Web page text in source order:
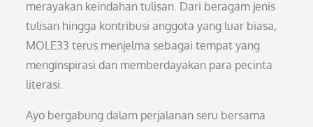
merayakan keindahan tulisan. Dari beragam jenis
tulisan hingga kontribusi anggota yang luar biasa,
MOLE33 terus menjelma sebagai tempat yang
menginspirasi dan memberdayakan para pecinta
literasi.
Ayo bergabung dalam perjalanan seru bersama